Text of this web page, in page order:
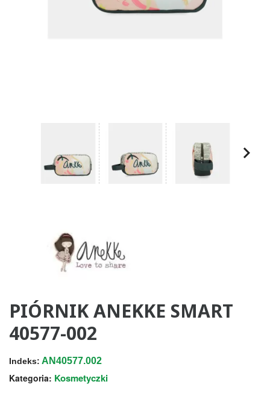
PIÓRNIK ANEKKE SMART
40577-002
Indeks: AN40577.002
Kategoria: Kosmetyczki